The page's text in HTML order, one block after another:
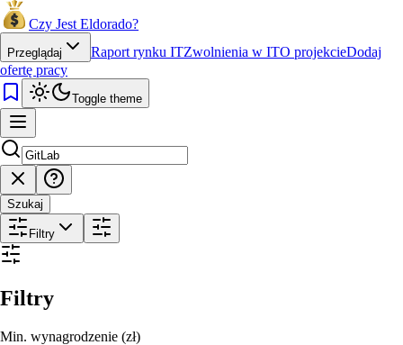
Czy Jest Eldorado?
Przeglądaj Raport rynku ITZwolnienia w ITO projekcieDodaj
ofertę pracy
Toggle theme
Szukaj
Filtry
Filtry
Min. wynagrodzenie (zł)